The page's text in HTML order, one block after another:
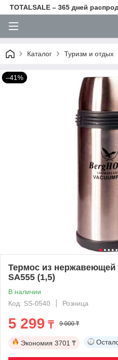
TOTALSALE – 365 дней
Каталог Туризм и отдых
–41%
Термос из нержавеющей
SA555 (1,5)
В наличии
Код: SS-0540
Розница
5 299 ₸ 9 000 ₸
Экономия 3701 ₸